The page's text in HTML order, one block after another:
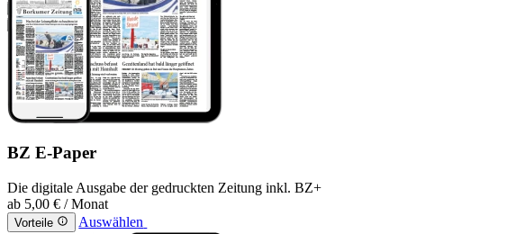
BZ E-Paper
Die digitale Ausgabe der gedruckten Zeitung inkl. BZ+
ab 5,00 € / Monat
Vorteile Auswählen